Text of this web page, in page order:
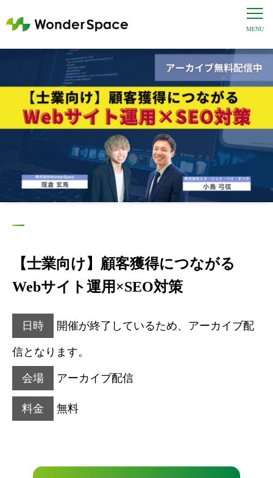
【士業向け】顧客獲得につながる
Webサイト運用×SEO対策
日時 開催が終了しているため、アーカイブ配
信となります。
会場 アーカイブ配信
料金 無料